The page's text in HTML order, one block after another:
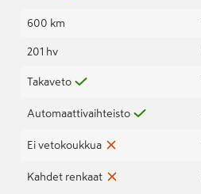
600 km
201 hv
Takaveto
Automaattivaihteisto
Ei vetokoukkua
Kahdet renkaat